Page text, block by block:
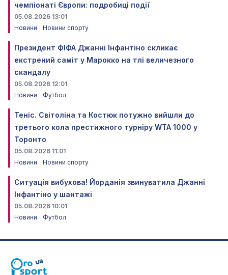
чемпіонаті Європи: подробиці події
05.08.2026 13:01
Новини
Новини спорту
Президент ФІФА Джанні Інфантіно скликає
екстрений саміт у Марокко на тлі величезного
скандалу
05.08.2026 12:01
Новини
Футбол
Теніс. Світоліна та Костюк потужно вийшли до
третього кола престижного турніру WTA 1000 у
Торонто
05.08.2026 11:01
Новини
Новини спорту
Ситуація вибухова! Йорданія звинуватила Джанні
Інфантіно у шантажі
05.08.2026 10:01
Новини
Футбол